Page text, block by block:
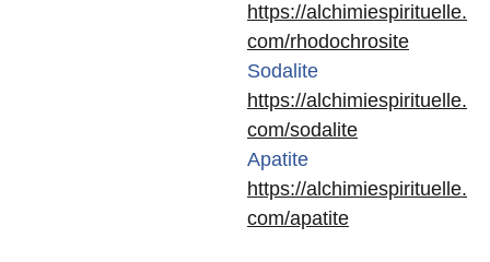
https://alchimiespirituelle.
com/rhodochrosite
Sodalite
https://alchimiespirituelle.
com/sodalite
Apatite
https://alchimiespirituelle.
com/apatite